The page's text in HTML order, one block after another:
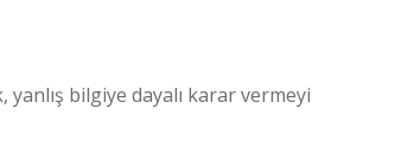
bilgiye dayalı karar vermeyi